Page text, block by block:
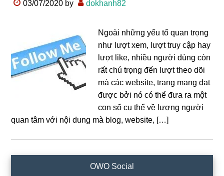
03/07/2020 by dokhanh82
Ngoài những yếu tố quan trọng
như lượt xem, lượt truy cập hay
lượt like, nhiều người dùng còn
rất chú trọng đến lượt theo dõi
mà các website, trang mạng đạt
được bởi nó có thể đưa ra một
con số cụ thể về lượng người
quan tâm với nội dung mà blog, website, […]
OWO Social